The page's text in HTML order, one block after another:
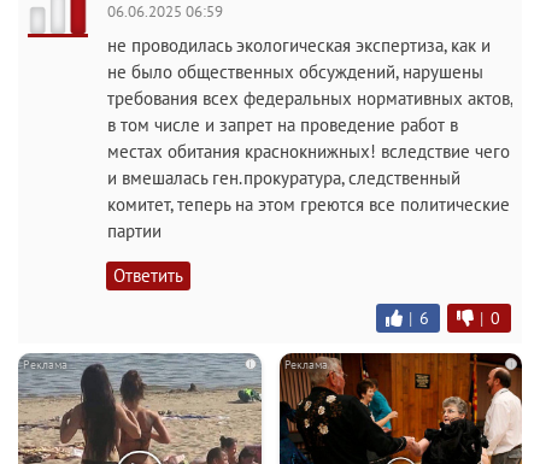
06.06.2025 06:59
не проводилась экологическая экспертиза, как и
не было общественных обсуждений, нарушены
требования всех федеральных нормативных актов,
в том числе и запрет на проведение работ в
местах обитания краснокнижных! вследствие чего
и вмешалась ген.прокуратура, следственный
комитет, теперь на этом греются все политические
партии
Ответить
| 6 | 0
i i